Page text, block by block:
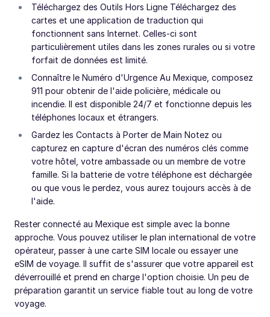
Téléchargez des Outils Hors Ligne Téléchargez des
cartes et une application de traduction qui
fonctionnent sans Internet. Celles-ci sont
particulièrement utiles dans les zones rurales ou si votre
forfait de données est limité.
Connaître le Numéro d'Urgence Au Mexique, composez
911 pour obtenir de l'aide policière, médicale ou
incendie. Il est disponible 24/7 et fonctionne depuis les
téléphones locaux et étrangers.
Gardez les Contacts à Porter de Main Notez ou
capturez en capture d'écran des numéros clés comme
votre hôtel, votre ambassade ou un membre de votre
famille. Si la batterie de votre téléphone est déchargée
ou que vous le perdez, vous aurez toujours accès à de
l'aide.
Rester connecté au Mexique est simple avec la bonne
approche. Vous pouvez utiliser le plan international de votre
opérateur, passer à une carte SIM locale ou essayer une
eSIM de voyage. Il suffit de s'assurer que votre appareil est
déverrouillé et prend en charge l'option choisie. Un peu de
préparation garantit un service fiable tout au long de votre
voyage.